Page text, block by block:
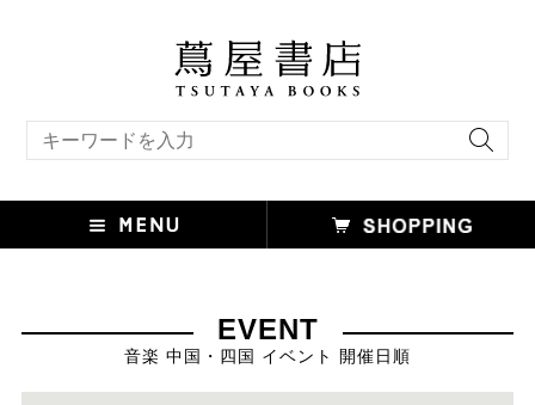
EVENT
音楽 中国・四国 イベント 開催日順